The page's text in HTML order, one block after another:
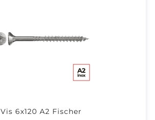
Vis 6x120 A2 Fischer